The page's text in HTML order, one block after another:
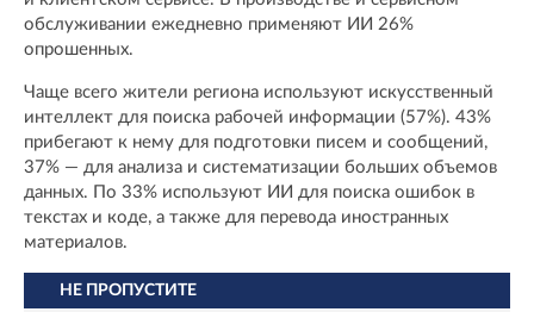
обслуживании ежедневно применяют ИИ 26%
опрошенных.
Чаще всего жители региона используют искусственный
интеллект для поиска рабочей информации (57%). 43%
прибегают к нему для подготовки писем и сообщений,
37% — для анализа и систематизации больших объемов
данных. По 33% используют ИИ для поиска ошибок в
текстах и коде, а также для перевода иностранных
материалов.
НЕ ПРОПУСТИТЕ